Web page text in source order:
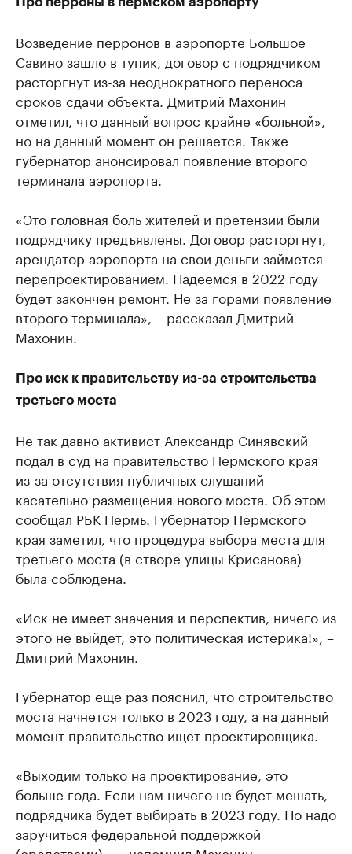
Возведение перронов в аэропорте Большое
Савино зашло в тупик, договор с подрядчиком
расторгнут из-за неоднократного переноса
сроков сдачи объекта. Дмитрий Махонин
отметил, что данный вопрос крайне «больной»,
но на данный момент он решается. Также
губернатор анонсировал появление второго
терминала аэропорта.
«Это головная боль жителей и претензии были
подрядчику предъявлены. Договор расторгнут,
арендатор аэропорта на свои деньги займется
перепроектированием. Надеемся в 2022 году
будет закончен ремонт. Не за горами появление
второго терминала», – рассказал Дмитрий
Махонин.
Про иск к правительству из-за строительства
третьего моста
Не так давно активист Александр Синявский
подал в суд на правительство Пермского края
из-за отсутствия публичных слушаний
касательно размещения нового моста. Об этом
сообщал РБК Пермь. Губернатор Пермского
края заметил, что процедура выбора места для
третьего моста (в створе улицы Крисанова)
была соблюдена.
«Иск не имеет значения и перспектив, ничего из
этого не выйдет, это политическая истерика!», –
Дмитрий Махонин.
Губернатор еще раз пояснил, что строительство
моста начнется только в 2023 году, а на данный
момент правительство ищет проектировщика.
«Выходим только на проектирование, это
больше года. Если нам ничего не будет мешать,
подрядчика будет выбирать в 2023 году. Но надо
заручиться федеральной поддержкой